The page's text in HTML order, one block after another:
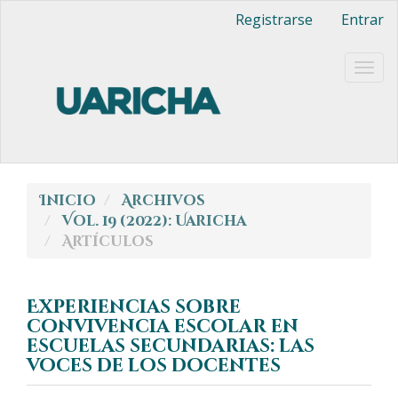
Barra
lateral
Registrarse Entrar
Inicio
Archivos
Vol. 19 (2022): Uaricha
Artículos
Experiencias sobre
convivencia escolar en
escuelas secundarias: las
voces de los docentes